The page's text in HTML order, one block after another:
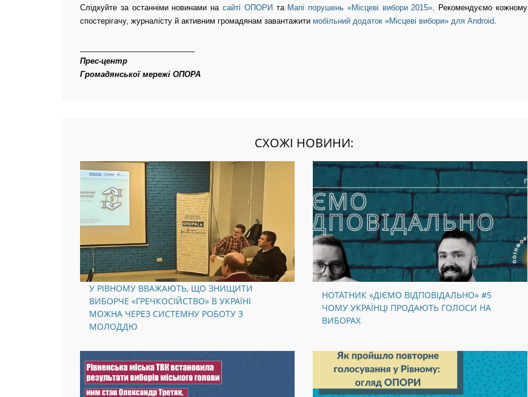
Слідкуйте за останніми новинами на сайті ОПОРИ та Мапі порушень «Місцеві вибори 2015». Рекомендуємо кожному
спостерігачу, журналісту й активним громадянам завантажити мобільний додаток «Місцеві вибори» для Android.
Прес-центр
Громадянської мережі ОПОРА
СХОЖІ НОВИНИ:
У РІВНОМУ ВВАЖАЮТЬ, ЩО ЗНИЩИТИ
ВИБОРЧЕ «ГРЕЧКОСІЙСТВО» В УКРАЇНІ
МОЖНА ЧЕРЕЗ СИСТЕМНУ РОБОТУ З
МОЛОДДЮ
НОТАТНИК «ДІЄМО ВІДПОВІДАЛЬНО» #5
ЧОМУ УКРАЇНЦІ ПРОДАЮТЬ ГОЛОСИ НА
ВИБОРАХ